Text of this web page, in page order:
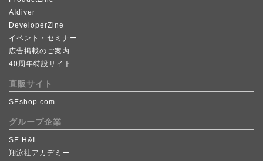
AIdiver
DeveloperZine
イベント・セミナー
広告掲載のご案内
40周年特設サイト
直販サイト
SEshop.com
グループ企業
SE H&I
翔泳社アカデミー